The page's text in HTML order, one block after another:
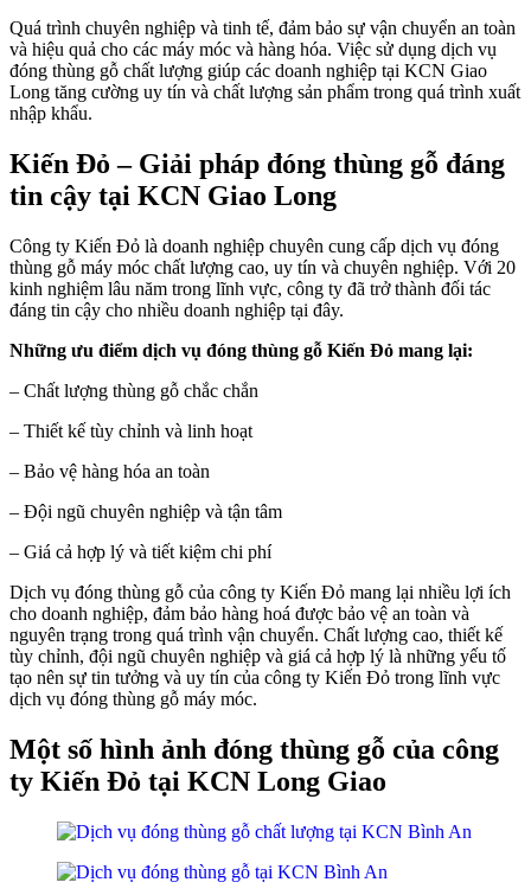
Quá trình chuyên nghiệp và tinh tế, đảm bảo sự vận chuyển an toàn
và hiệu quả cho các máy móc và hàng hóa. Việc sử dụng dịch vụ
đóng thùng gỗ chất lượng giúp các doanh nghiệp tại KCN Giao
Long tăng cường uy tín và chất lượng sản phẩm trong quá trình xuất
nhập khẩu.
Kiến Đỏ – Giải pháp đóng thùng gỗ đáng
tin cậy tại KCN Giao Long
Công ty Kiến Đỏ là doanh nghiệp chuyên cung cấp dịch vụ đóng
thùng gỗ máy móc chất lượng cao, uy tín và chuyên nghiệp. Với 20
kinh nghiệm lâu năm trong lĩnh vực, công ty đã trở thành đối tác
đáng tin cậy cho nhiều doanh nghiệp tại đây.
Những ưu điểm dịch vụ đóng thùng gỗ Kiến Đỏ mang lại:
– Chất lượng thùng gỗ chắc chắn
– Thiết kế tùy chỉnh và linh hoạt
– Bảo vệ hàng hóa an toàn
– Đội ngũ chuyên nghiệp và tận tâm
– Giá cả hợp lý và tiết kiệm chi phí
Dịch vụ đóng thùng gỗ của công ty Kiến Đỏ mang lại nhiều lợi ích
cho doanh nghiệp, đảm bảo hàng hoá được bảo vệ an toàn và
nguyên trạng trong quá trình vận chuyển. Chất lượng cao, thiết kế
tùy chỉnh, đội ngũ chuyên nghiệp và giá cả hợp lý là những yếu tố
tạo nên sự tin tưởng và uy tín của công ty Kiến Đỏ trong lĩnh vực
dịch vụ đóng thùng gỗ máy móc.
Một số hình ảnh đóng thùng gỗ của công
ty Kiến Đỏ tại KCN Long Giao